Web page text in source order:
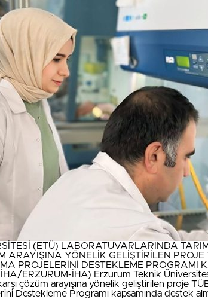
(ETÜ) LABORATUVARLARINDA
ARAYIŞINA YÖNELİK GELİŞTİRİLEN PROJE
PROJELERİNİ DESTEKLEME PROGRAMI
ERZURUM-İHA) Erzurum Teknik
çözüm arayışına yönelik geliştirilen proje
Destekleme Programı kapsamında destek